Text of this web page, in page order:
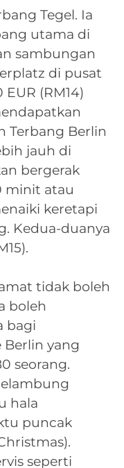
Tegel. Ia
utama di
sambungan
di pusat
(RM14)
Terbang Berlin
jauh di
bergerak
minit atau
keretapi
Kedua-duanya
tidak boleh
boleh
bagi
Berlin yang
seorang.
hala
puncak
seperti